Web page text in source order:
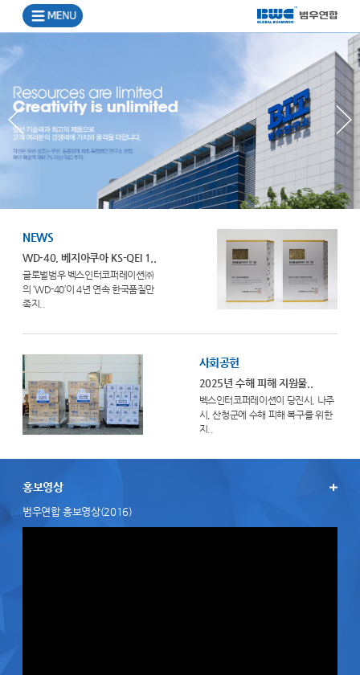
NEWS
WD-40, 베지아쿠아 KS-QEI 1..
글로벌범우 벡스인터코퍼레이션㈜
의 ‘WD-40’이 4년 연속 한국품질만
족지..
사회공헌
2025년 수해 피해 지원물..
벡스인터코퍼레이션이 당진시, 나주
시, 산청군에 수해 피해 복구를 위한
지..
홍보영상
범우연합 홍보영상(2016)